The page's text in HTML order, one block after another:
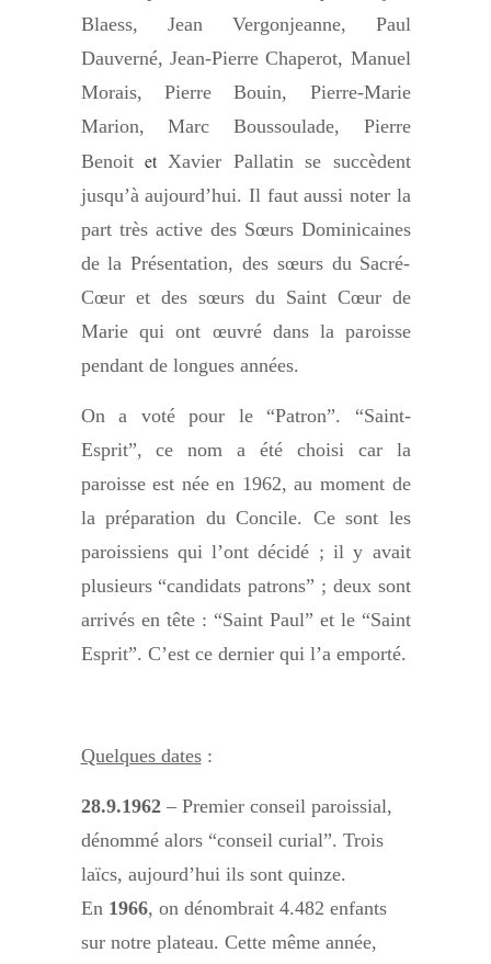
Blaess, Jean Vergonjeanne, Paul
Dauverné, Jean-Pierre Chaperot, Manuel
Morais, Pierre Bouin, Pierre-Marie
Marion, Marc Boussoulade, Pierre
Benoit etXavier Pallatin se succèdent
jusqu’à aujourd’hui. Il faut aussi noter la
part très active des Sœurs Dominicaines
de la Présentation, des sœurs du Sacré-
Cœur et des sœurs du Saint Cœur de
Marie qui ont œuvré dans la paroisse
pendant de longues années.
On a voté pour le “Patron”. “Saint-
Esprit”, ce nom a été choisi car la
paroisse est née en 1962, au moment de
la préparation du Concile. Ce sont les
paroissiens qui l’ont décidé ; il y avait
plusieurs “candidats patrons” ; deux sont
arrivés en tête : “Saint Paul” et le “Saint
Esprit”. C’est ce dernier qui l’a emporté.
Quelques dates:
28.9.1962– Premier conseil paroissial,
dénommé alors “conseil curial”. Trois
laïcs, aujourd’hui ils sont quinze.
En 1966, on dénombrait 4.482 enfants
sur notre plateau. Cette même année,